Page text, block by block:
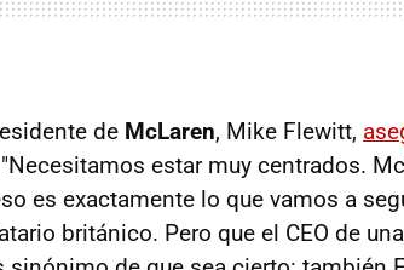
de McLaren, Mike Flewitt,
estar muy centrados.
es exactamente lo que vamos a
británico. Pero que el CEO de